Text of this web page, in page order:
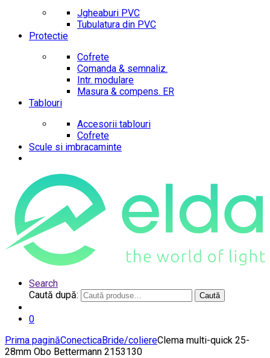
Jgheaburi PVC
Tubulatura din PVC
Protectie
Cofrete
Comanda & semnaliz.
Intr. modulare
Masura & compens. ER
Tablouri
Accesorii tablouri
Cofrete
Scule si imbracaminte
Search
Caută după:
Caută
0
Prima paginăConecticaBride/coliereClema multi-quick 25-
28mm Obo Bettermann 2153130